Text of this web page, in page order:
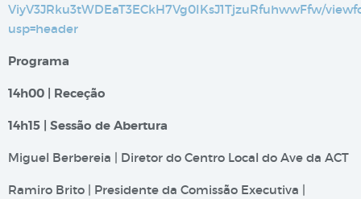
ViyV3JRku3tWDEaT3ECkH7Vg0IKsJ1TjzuRfuhwwFfw/
usp=header
Programa
14h00 | Receção
14h15 | Sessão de Abertura
Miguel Berbereia | Diretor do Centro Local do Ave da ACT
Ramiro Brito | Presidente da Comissão Executiva |